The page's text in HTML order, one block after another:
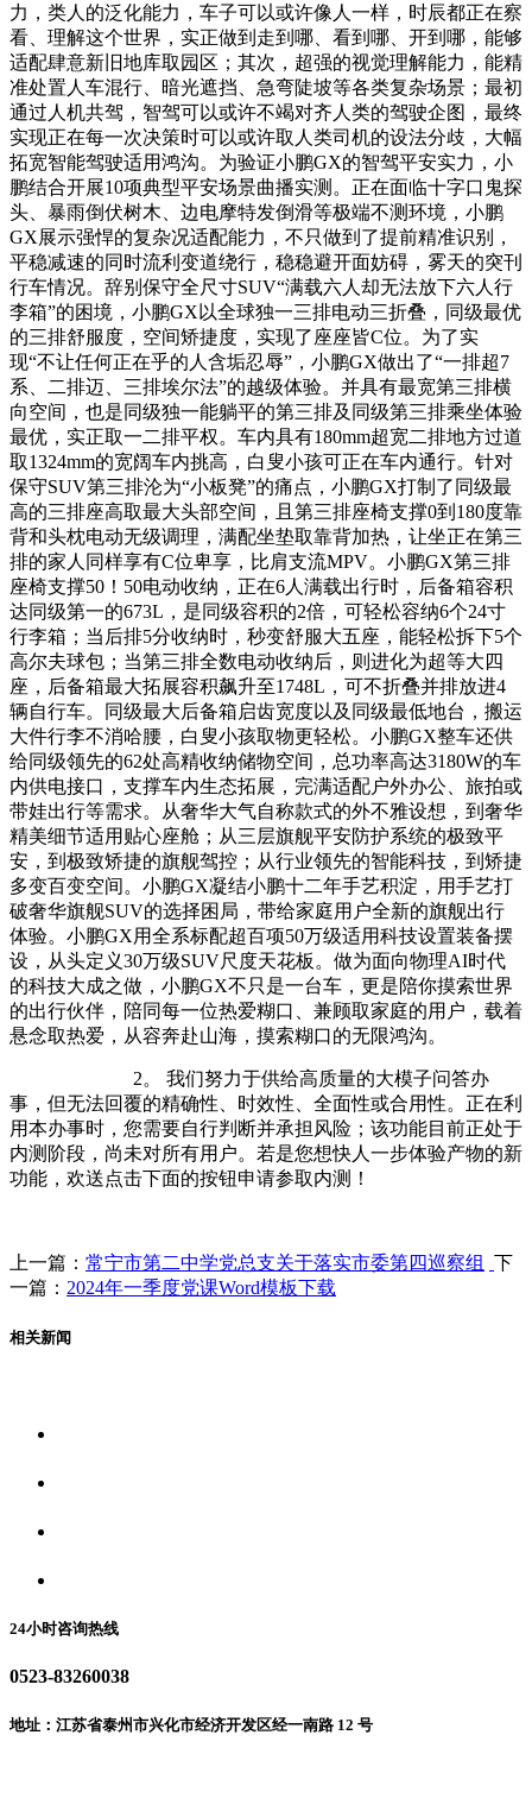
力，类人的泛化能力，车子可以或许像人一样，时辰都正在察
看、理解这个世界，实正做到走到哪、看到哪、开到哪，能够
适配肆意新旧地库取园区；其次，超强的视觉理解能力，能精
准处置人车混行、暗光遮挡、急弯陡坡等各类复杂场景；最初
通过人机共驾，智驾可以或许不竭对齐人类的驾驶企图，最终
实现正在每一次决策时可以或许取人类司机的设法分歧，大幅
拓宽智能驾驶适用鸿沟。为验证小鹏GX的智驾平安实力，小
鹏结合开展10项典型平安场景曲播实测。正在面临十字口鬼探
头、暴雨倒伏树木、边电摩特发倒滑等极端不测环境，小鹏
GX展示强悍的复杂况适配能力，不只做到了提前精准识别，
平稳减速的同时流利变道绕行，稳稳避开面妨碍，雾天的突刊
行车情况。辞别保守全尺寸SUV“满载六人却无法放下六人行
李箱”的困境，小鹏GX以全球独一三排电动三折叠，同级最优
的三排舒服度，空间矫捷度，实现了座座皆C位。为了实
现“不让任何正在乎的人含垢忍辱”，小鹏GX做出了“一排超7
系、二排迈、三排埃尔法”的越级体验。并具有最宽第三排横
向空间，也是同级独一能躺平的第三排及同级第三排乘坐体验
最优，实正取一二排平权。车内具有180mm超宽二排地方过道
取1324mm的宽阔车内挑高，白叟小孩可正在车内通行。针对
保守SUV第三排沦为“小板凳”的痛点，小鹏GX打制了同级最
高的三排座高取最大头部空间，且第三排座椅支撑0到180度靠
背和头枕电动无级调理，满配坐垫取靠背加热，让坐正在第三
排的家人同样享有C位卑享，比肩支流MPV。小鹏GX第三排
座椅支撑50！50电动收纳，正在6人满载出行时，后备箱容积
达同级第一的673L，是同级容积的2倍，可轻松容纳6个24寸
行李箱；当后排5分收纳时，秒变舒服大五座，能轻松拆下5个
高尔夫球包；当第三排全数电动收纳后，则进化为超等大四
座，后备箱最大拓展容积飙升至1748L，可不折叠并排放进4
辆自行车。同级最大后备箱启齿宽度以及同级最低地台，搬运
大件行李不消哈腰，白叟小孩取物更轻松。小鹏GX整车还供
给同级领先的62处高精收纳储物空间，总功率高达3180W的车
内供电接口，支撑车内生态拓展，完满适配户外办公、旅拍或
带娃出行等需求。从奢华大气自称款式的外不雅设想，到奢华
精美细节适用贴心座舱；从三层旗舰平安防护系统的极致平
安，到极致矫捷的旗舰驾控；从行业领先的智能科技，到矫捷
多变百变空间。小鹏GX凝结小鹏十二年手艺积淀，用手艺打
破奢华旗舰SUV的选择困局，带给家庭用户全新的旗舰出行
体验。小鹏GX用全系标配超百项50万级适用科技设置装备摆
设，从头定义30万级SUV尺度天花板。做为面向物理AI时代
的科技大成之做，小鹏GX不只是一台车，更是陪你摸索世界
的出行伙伴，陪同每一位热爱糊口、兼顾取家庭的用户，载着
悬念取热爱，从容奔赴山海，摸索糊口的无限鸿沟。
2。 我们努力于供给高质量的大模子问答办
事，但无法回覆的精确性、时效性、全面性或合用性。正在利
用本办事时，您需要自行判断并承担风险；该功能目前正处于
内测阶段，尚未对所有用户。若是您想快人一步体验产物的新
功能，欢送点击下面的按钮申请参取内测！
上一篇： 常宁市第二中学党总支关于落实市委第四巡察组
下
一篇： 2024年一季度党课Word模板下载
相关新闻
24小时咨询热线
0523-83260038
地址：江苏省泰州市兴化市经济开发区经一南路 12 号